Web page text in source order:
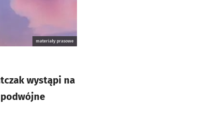
materiały prasowe
wystąpi na